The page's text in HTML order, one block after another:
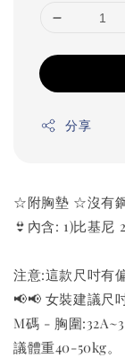
分享
☆附胸墊 ☆沒有
👙內含: 1)比基尼
注意:這款尺吋有
📢📢 女裝建議尺
M碼 - 胸圍
議體重40-50kg。